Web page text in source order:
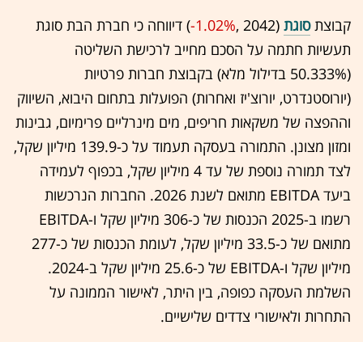
קבוצתסוגת (2042 ,‎
-1.02%‏) דיווחה כי חברת הבת סוגת
תעשיות חתמה על הסכם מחייב לרכישת השליטה
(50.333% בדילול מלא) בקבוצת חברות פרטיות
(יורוסטנדרט, יורוצ'יז ואחרות) הפועלות בתחום היבוא, השיווק
וההפצה של משקאות חריפים, מים מינרליים פרימיום, גבינות
ומזון מצונן. התמורה בעסקה תעמוד על כ-139.9 מיליון שקל,
לצד תמורה נוספת של עד 4 מיליון שקל, בכפוף לעמידה
ביעד EBITDA מתואם לשנת 2026. החברות הנרכשות
רשמו ב-2025 הכנסות של כ-306 מיליון שקל ו-EBITDA
מתואם של כ-33.5 מיליון שקל, לעומת הכנסות של כ-277
מיליון שקל ו-EBITDA של כ-25.6 מיליון שקל ב-2024.
השלמת העסקה כפופה, בין היתר, לאישור הממונה על
התחרות ולאישורי צדדים שלישיים.